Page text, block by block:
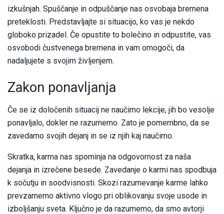
izkušnjah. Spuščanje in odpuščanje nas osvobaja bremena
preteklosti. Predstavljajte si situacijo, ko vas je nekdo
globoko prizadel. Če opustite to bolečino in odpustite, vas
osvobodi čustvenega bremena in vam omogoči, da
nadaljujete s svojim življenjem.
Zakon ponavljanja
Če se iz določenih situacij ne naučimo lekcije, jih bo vesolje
ponavljalo, dokler ne razumemo. Zato je pomembno, da se
zavedamo svojih dejanj in se iz njih kaj naučimo.
Skratka, karma nas spominja na odgovornost za naša
dejanja in izrečene besede. Zavedanje o karmi nas spodbuja
k sočutju in soodvisnosti. Skozi razumevanje karme lahko
prevzamemo aktivno vlogo pri oblikovanju svoje usode in
izboljšanju sveta. Ključno je da razumemo, da smo avtorji